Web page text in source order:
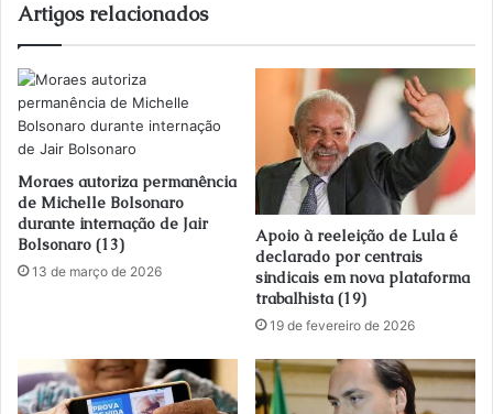
Artigos relacionados
Moraes autoriza permanência
de Michelle Bolsonaro
durante internação de Jair
Bolsonaro (13)
13 de março de 2026
Apoio à reeleição de Lula é
declarado por centrais
sindicais em nova plataforma
trabalhista (19)
19 de fevereiro de 2026